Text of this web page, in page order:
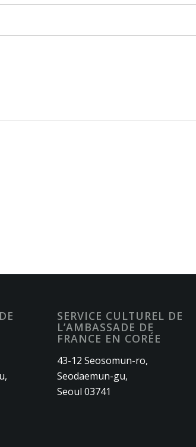
SERVICE CULTUREL DE
L’AMBASSADE DE
FRANCE EN CORÉE
43-12 Seosomun-ro,
Seodaemun-gu,
Seoul 03741